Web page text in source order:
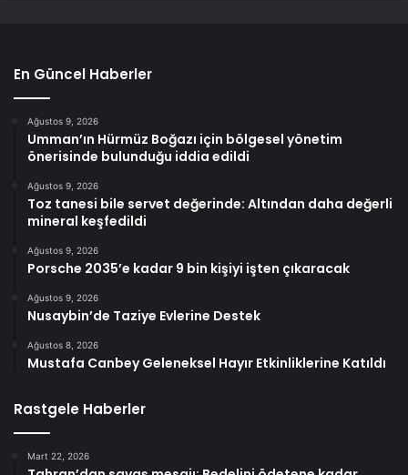
En Güncel Haberler
Ağustos 9, 2026
Umman’ın Hürmüz Boğazı için bölgesel yönetim
önerisinde bulunduğu iddia edildi
Ağustos 9, 2026
Toz tanesi bile servet değerinde: Altından daha değerli
mineral keşfedildi
Ağustos 9, 2026
Porsche 2035’e kadar 9 bin kişiyi işten çıkaracak
Ağustos 9, 2026
Nusaybin’de Taziye Evlerine Destek
Ağustos 8, 2026
Mustafa Canbey Geleneksel Hayır Etkinliklerine Katıldı
Rastgele Haberler
Mart 22, 2026